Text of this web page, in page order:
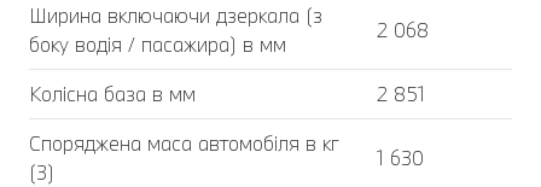
Ширина включаючи дзеркала (з
боку водія / пасажира) в мм
2 068
Колісна база в мм
2 851
Споряджена маса автомобіля в кг
(3)
1 630